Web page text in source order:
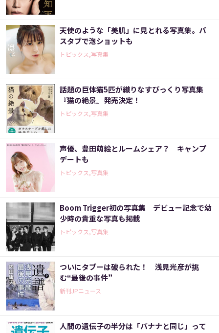
天使のような「美肌」に見とれる写真集。バ
スタブで泡ショットも
トピックス,写真集
話題の巨体猫5匹が織りなすびっくり写真集
『猫の絶景』発売決定！
トピックス,写真集
声優、豊田萌絵とルームシェア？ キャンプ
デートも
トピックス,写真集
Boom Trigger初の写真集 デビュー記念で幼
少時の貴重な写真も掲載
トピックス,写真集
ついにタブーは破られた！ 浅見光彦が挑
む“最後の事件”
新刊JPニュース
人間の遺伝子の半分は「バナナと同じ」って